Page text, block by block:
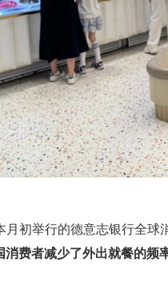
月初举行的德意志银行全球
消费者减少了外出就餐的频